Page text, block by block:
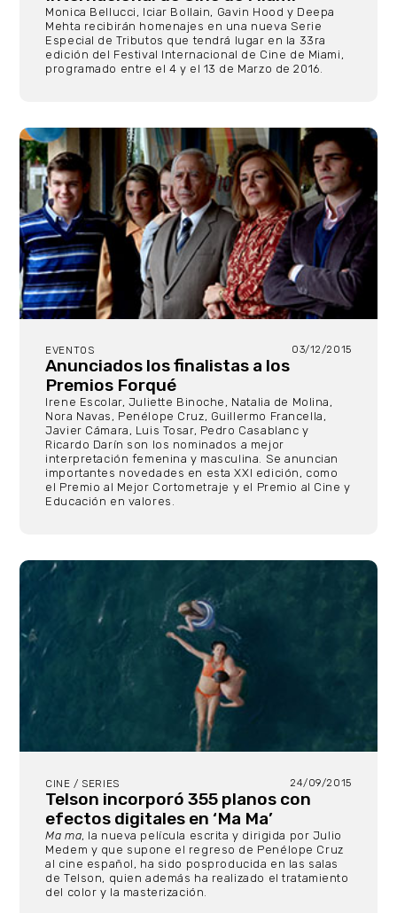
Monica Bellucci, Iciar Bollain, Gavin Hood y Deepa
Mehta recibirán homenajes en una nueva Serie
Especial de Tributos que tendrá lugar en la 33ra
edición del Festival Internacional de Cine de Miami,
programado entre el 4 y el 13 de Marzo de 2016.
EVENTOS 03/12/2015
Anunciados los finalistas a los
Premios Forqué
Irene Escolar, Juliette Binoche, Natalia de Molina,
Nora Navas, Penélope Cruz, Guillermo Francella,
Javier Cámara, Luis Tosar, Pedro Casablanc y
Ricardo Darín son los nominados a mejor
interpretación femenina y masculina. Se anuncian
importantes novedades en esta XXI edición, como
el Premio al Mejor Cortometraje y el Premio al Cine y
Educación en valores.
CINE / SERIES 24/09/2015
Telson incorporó 355 planos con
efectos digitales en ‘Ma Ma’
Ma ma, la nueva película escrita y dirigida por Julio
Medem y que supone el regreso de Penélope Cruz
al cine español, ha sido posproducida en las salas
de Telson, quien además ha realizado el tratamiento
del color y la masterización.